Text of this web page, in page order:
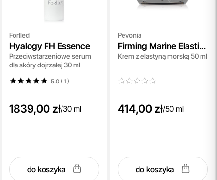
Forlled
Hyalogy FH Essence
Przeciwstarzeniowe serum
dla skóry dojrzałej 30 ml
5.0 ( 1)
1839,00 zł/30 ml
do koszyka
Pevonia
Firming Marine Elastin
Cream Power Repair
Krem z elastyną morską 50 ml
414,00 zł/50 ml
do koszyka